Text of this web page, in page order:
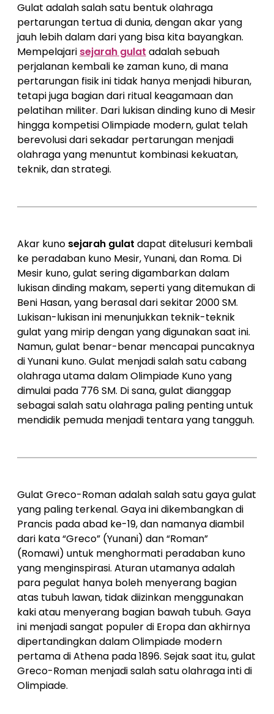
Gulat adalah salah satu bentuk olahraga
pertarungan tertua di dunia, dengan akar yang
jauh lebih dalam dari yang bisa kita bayangkan.
Mempelajari sejarah gulat adalah sebuah
perjalanan kembali ke zaman kuno, di mana
pertarungan fisik ini tidak hanya menjadi hiburan,
tetapi juga bagian dari ritual keagamaan dan
pelatihan militer. Dari lukisan dinding kuno di Mesir
hingga kompetisi Olimpiade modern, gulat telah
berevolusi dari sekadar pertarungan menjadi
olahraga yang menuntut kombinasi kekuatan,
teknik, dan strategi.
Akar kuno sejarah gulat dapat ditelusuri kembali
ke peradaban kuno Mesir, Yunani, dan Roma. Di
Mesir kuno, gulat sering digambarkan dalam
lukisan dinding makam, seperti yang ditemukan di
Beni Hasan, yang berasal dari sekitar 2000 SM.
Lukisan-lukisan ini menunjukkan teknik-teknik
gulat yang mirip dengan yang digunakan saat ini.
Namun, gulat benar-benar mencapai puncaknya
di Yunani kuno. Gulat menjadi salah satu cabang
olahraga utama dalam Olimpiade Kuno yang
dimulai pada 776 SM. Di sana, gulat dianggap
sebagai salah satu olahraga paling penting untuk
mendidik pemuda menjadi tentara yang tangguh.
Gulat Greco-Roman adalah salah satu gaya gulat
yang paling terkenal. Gaya ini dikembangkan di
Prancis pada abad ke-19, dan namanya diambil
dari kata “Greco” (Yunani) dan “Roman”
(Romawi) untuk menghormati peradaban kuno
yang menginspirasi. Aturan utamanya adalah
para pegulat hanya boleh menyerang bagian
atas tubuh lawan, tidak diizinkan menggunakan
kaki atau menyerang bagian bawah tubuh. Gaya
ini menjadi sangat populer di Eropa dan akhirnya
dipertandingkan dalam Olimpiade modern
pertama di Athena pada 1896. Sejak saat itu, gulat
Greco-Roman menjadi salah satu olahraga inti di
Olimpiade.